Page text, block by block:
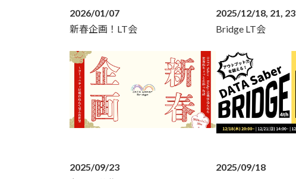
2026/01/07
新春企画！LT会
2025/12/18, 21, 23
Bridge LT会
2025/09/23
2025/09/18